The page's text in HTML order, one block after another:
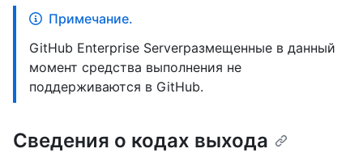
Примечание.
GitHub Enterprise Serverразмещенные в данный
момент средства выполнения не
поддерживаются в GitHub.
Сведения о кодах выхода